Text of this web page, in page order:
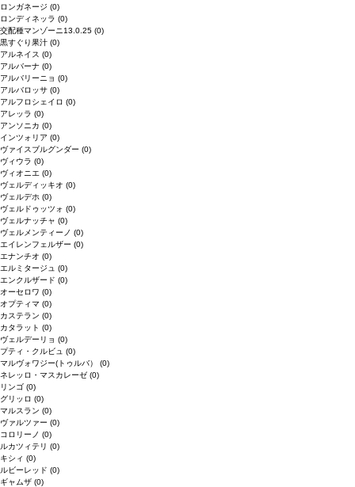
ロンガネージ (0)
ロンディネッラ (0)
交配種マンゾーニ13.0.25 (0)
黒すぐり果汁 (0)
アルネイス (0)
アルバーナ (0)
アルバリーニョ (0)
アルバロッサ (0)
アルフロシェイロ (0)
アレッラ (0)
アンソニカ (0)
インツォリア (0)
ヴァイスブルグンダー (0)
ヴィウラ (0)
ヴィオニエ (0)
ヴェルディッキオ (0)
ヴェルデホ (0)
ヴェルドゥッツォ (0)
ヴェルナッチャ (0)
ヴェルメンティーノ (0)
エイレンフェルザー (0)
エナンチオ (0)
エルミタージュ (0)
エンクルザード (0)
オーセロワ (0)
オプティマ (0)
カステラン (0)
カタラット (0)
ヴェルデーリョ (0)
プティ・クルビュ (0)
マルヴォワジー(トゥルバ） (0)
ネレッロ・マスカレーゼ (0)
リンゴ (0)
グリッロ (0)
マルスラン (0)
ヴァルツァー (0)
コロリーノ (0)
ルカツィテリ (0)
キシィ (0)
ルビーレッド (0)
ギャムザ (0)